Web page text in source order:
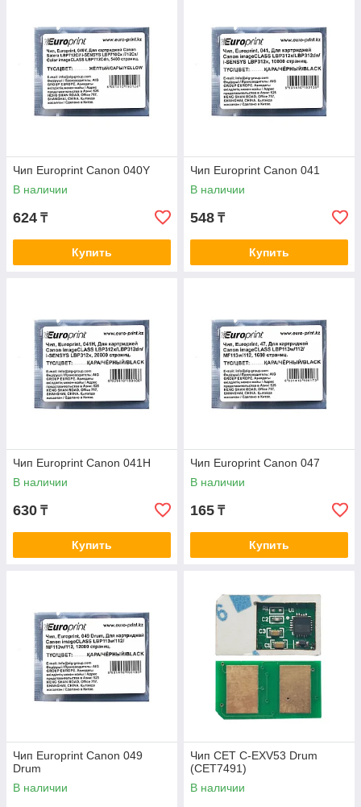
Чип Europrint Canon 040Y
В наличии
624 ₸
Купить
Чип Europrint Canon 041
В наличии
548 ₸
Купить
Чип Europrint Canon 041H
В наличии
630 ₸
Купить
Чип Europrint Canon 047
В наличии
165 ₸
Купить
Чип Europrint Canon 049
Drum
В наличии
Чип CET C-EXV53 Drum
(CET7491)
В наличии